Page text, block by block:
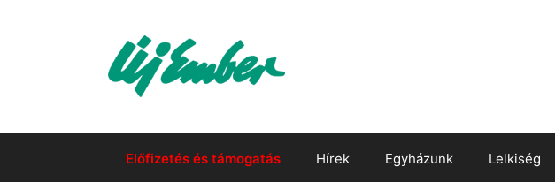
Előfizetés és támogatás Hírek Egyházunk Lelkiség